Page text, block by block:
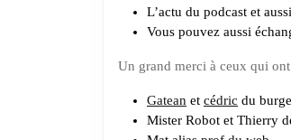
L’actu du podcast et
Vous pouvez aussi
Un grand merci à ceux qui
Gatean et cédric du
Mister Robot et Thierry